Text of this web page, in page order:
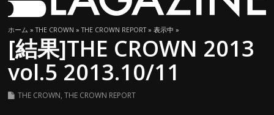
ホーム »THE CROWN »THE CROWN REPORT» 表示中 »
[結果]THE CROWN 2013
vol.5 2013.10/11
THE CROWN,THE CROWN REPORT